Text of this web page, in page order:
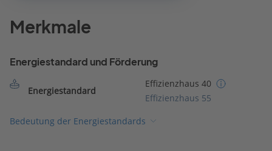
Merkmale
Energiestandard und Förderung
Energiestandard
Effizienzhaus 40
Effizienzhaus 55
Bedeutung der Energiestandards